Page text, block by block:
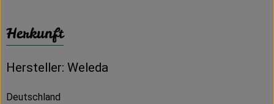
Herkunft
Hersteller: Weleda
Deutschland